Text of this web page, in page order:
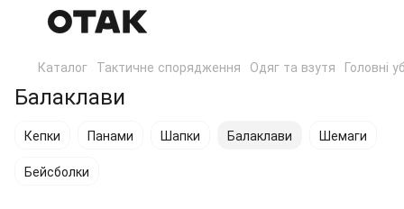
Каталог Тактичне спорядження Одяг та взутя Головні
Балаклави
Кепки Панами Шапки Балаклави
Шемаги
Бейсболки